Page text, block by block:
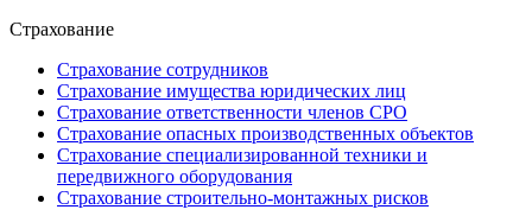
Страхование
Страхование сотрудников
Страхование имущества юридических лиц
Страхование ответственности членов СРО
Страхование опасных производственных объектов
Страхование специализированной техники и
передвижного оборудования
Страхование строительно-монтажных рисков